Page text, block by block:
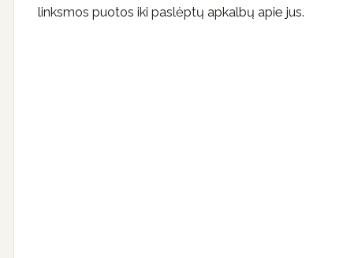
linksmos puotos iki paslėptų apkalbų apie jus.